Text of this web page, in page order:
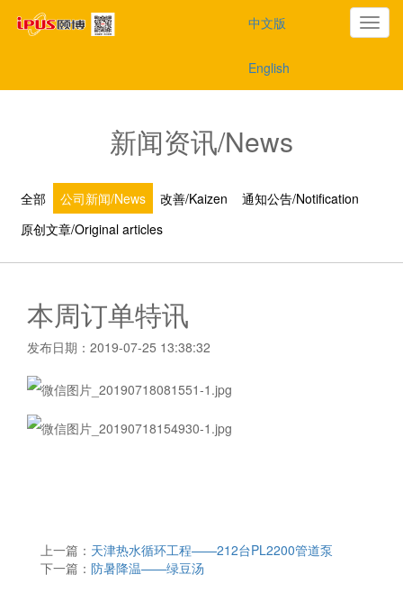
中文版
English
切
新闻资讯/News
全部 公司新闻/News 改善/Kaizen
通知公告/Notification
原创文章/Original articles
本周订单特讯
发布日期：2019-07-25 13:38:32
上一篇： 天津热水循环工程——212台PL2200管道泵
下一篇： 防暑降温——绿豆汤